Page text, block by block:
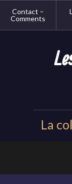
Contact –
Comments
La